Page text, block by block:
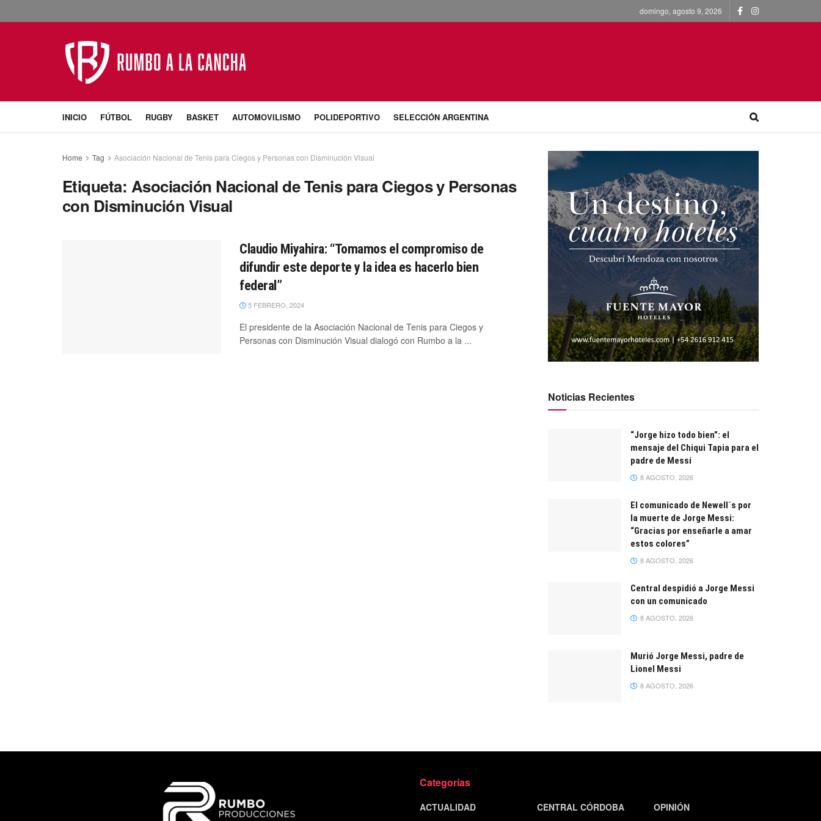
domingo, agosto 9, 2026
INICIO FÚTBOL RUGBY BASKET AUTOMOVILISMO POLIDEPORTIVO SELECCIÓN ARGENTINA
Home Tag Asociación Nacional de Tenis para Ciegos y Personas con Disminución Visual
Etiqueta: Asociación Nacional de Tenis para Ciegos y Personas
con Disminución Visual
Claudio Miyahira: “Tomamos el compromiso de
difundir este deporte y la idea es hacerlo bien
federal”
5 FEBRERO, 2024
El presidente de la Asociación Nacional de Tenis para Ciegos y
Personas con Disminución Visual dialogó con Rumbo a la ...
Noticias Recientes
“Jorge hizo todo bien”: el
mensaje del Chiqui Tapia para el
padre de Messi
8 AGOSTO, 2026
El comunicado de Newell´s por
la muerte de Jorge Messi:
“Gracias por enseñarle a amar
estos colores”
8 AGOSTO, 2026
Central despidió a Jorge Messi
con un comunicado
8 AGOSTO, 2026
Murió Jorge Messi, padre de
Lionel Messi
8 AGOSTO, 2026
Categorías
ACTUALIDAD
CENTRAL CÓRDOBA
OPINIÓN